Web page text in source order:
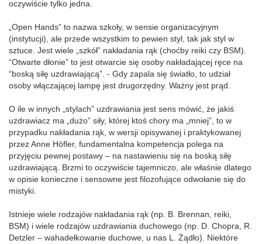
oczywiście tylko jedna.
„Open Hands” to nazwa szkoły, w sensie organizacyjnym
(instytucji), ale przede wszystkim to pewien styl, tak jak styl w
sztuce. Jest wiele „szkół” nakładania rąk (choćby reiki czy BSM).
“Otwarte dłonie” to jest otwarcie się osoby nakładającej ręce na
“boską siłę uzdrawiającą”. - Gdy zapala się światło, to udział
osoby włączającej lampę jest drugorzędny. Ważny jest prąd.
O ile w innych „stylach” uzdrawiania jest sens mówić, że jakiś
uzdrawiacz ma „dużo” siły, której ktoś chory ma „mniej”, to w
przypadku nakładania rąk, w wersji opisywanej i praktykowanej
przez Anne Höfler, fundamentalna kompetencja polega na
przyjęciu pewnej postawy – na nastawieniu się na boską siłę
uzdrawiającą. Brzmi to oczywiście tajemniczo, ale właśnie dlatego
w opisie konieczne i sensowne jest filozofujące odwołanie się do
mistyki.
Istnieje wiele rodzajów nakładania rąk (np. B. Brennan, reiki,
BSM) i wiele rodzajów uzdrawiania duchowego (np. D. Chopra, R.
Detzler – wahadełkowanie duchowe, u nas L. Żądło). Niektóre